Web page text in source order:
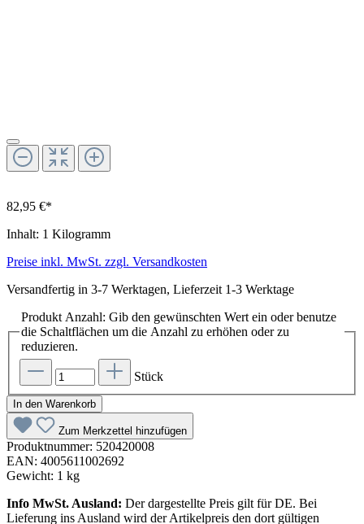
82,95 €*
Inhalt: 1 Kilogramm
Preise inkl. MwSt. zzgl. Versandkosten
Versandfertig in 3-7 Werktagen, Lieferzeit 1-3 Werktage
Produkt Anzahl: Gib den gewünschten Wert ein oder benutze
die Schaltflächen um die Anzahl zu erhöhen oder zu
reduzieren.
Stück
In den Warenkorb
Zum Merkzettel hinzufügen
Produktnummer: 520420008
EAN: 4005611002692
Gewicht: 1 kg
Info MwSt. Ausland: Der dargestellte Preis gilt für DE. Bei
Lieferung ins Ausland wird der Artikelpreis den dort gültigen